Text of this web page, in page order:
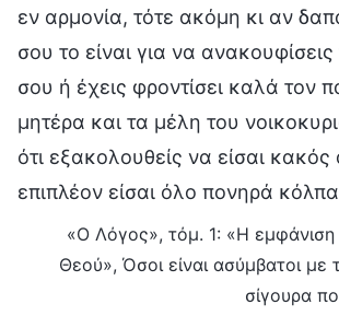
εν αρμονία, τότε ακόμη κι αν
σου το είναι για να ανακουφίσεις
σου ή έχεις φροντίσει καλά τον
μητέρα και τα μέλη του
ότι εξακολουθείς να είσαι
επιπλέον είσαι όλο πονηρά
«Ο Λόγος», τόμ. 1: «Η εμφάνιση
Θεού», Όσοι είναι ασύμβατοι με
σίγουρα